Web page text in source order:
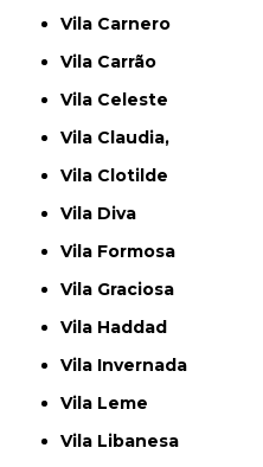
Vila Carnero
Vila Carrão
Vila Celeste
Vila Claudia,
Vila Clotilde
Vila Diva
Vila Formosa
Vila Graciosa
Vila Haddad
Vila Invernada
Vila Leme
Vila Libanesa